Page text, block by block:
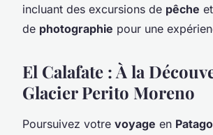
incluant des excursions de pêche
de photographie pour une
El Calafate : À la
Glacier Perito Moreno
Poursuivez votre voyage en